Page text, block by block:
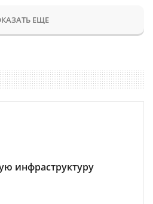
ЕЩЕ
инфраструктуру